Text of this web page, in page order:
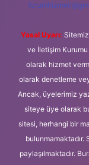
Yasal Uyarı:
ve İletişim Kurumu
olarak hizmet
olarak denetleme
Ancak, üyelerimiz
siteye üye olarak
sitesi, herhangi bir
bulunmamaktadır.
paylaşılmaktadır.